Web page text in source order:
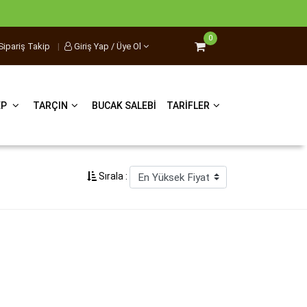
Takip | Giriş Yap / Üye Ol
0
TARÇIN BUCAK SALEBI TARIFLER
Sırala :